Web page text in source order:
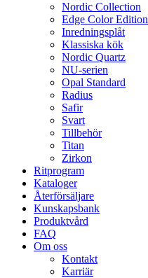
Nordic Collection
Edge Color Edition
Inredningsplåt
Klassiska kök
Nordic Quartz
NU-serien
Opal Standard
Radius
Safir
Svart
Tillbehör
Titan
Zirkon
Ritprogram
Kataloger
Återförsäljare
Kunskapsbank
Produktvård
FAQ
Om oss
Kontakt
Karriär